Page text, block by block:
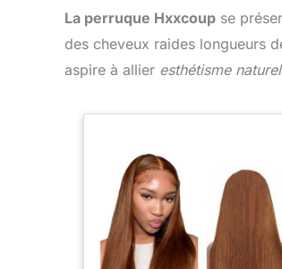
La perruque Hxxcoup se
des cheveux raides longueurs
aspire à allier esthétisme naturel